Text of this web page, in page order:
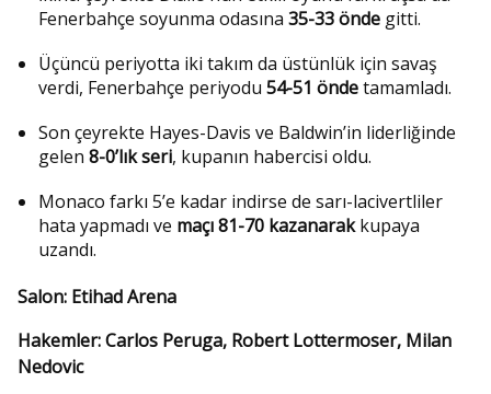
Fenerbahçe soyunma odasına35-33 önde gitti.
Üçüncü periyotta iki takım da üstünlük için savaş
verdi, Fenerbahçe periyodu54-51 öndetamamladı.
Son çeyrekte Hayes-Davis ve Baldwin’in liderliğinde
gelen8-0’lık seri, kupanın habercisi oldu.
Monaco farkı 5’e kadar indirse de sarı-lacivertliler
hata yapmadı ve maçı 81-70 kazanarakkupaya
uzandı.
Salon: Etihad Arena
Hakemler:Carlos Peruga, Robert Lottermoser, Milan
Nedovic